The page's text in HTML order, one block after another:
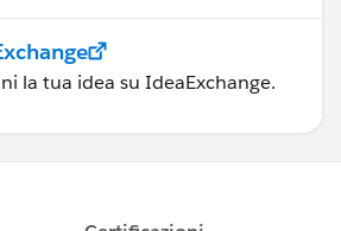
la tua idea su IdeaExchange.